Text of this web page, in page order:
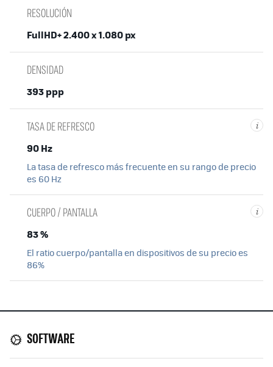
RESOLUCIÓN
FullHD+ 2.400 x 1.080 px
DENSIDAD
393 ppp
i
TASA DE REFRESCO
90 Hz
La tasa de refresco más frecuente en su rango de precio
es 60 Hz
i
CUERPO / PANTALLA
83 %
El ratio cuerpo/pantalla en dispositivos de su precio es
86%
SOFTWARE